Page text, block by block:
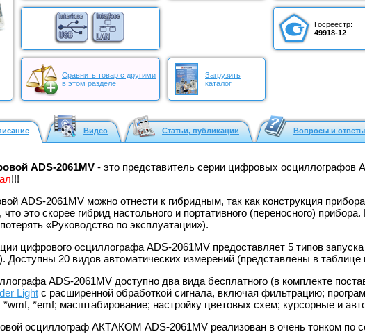
Госреестр:
49918-12
Сравнить товар с другими
в этом разделе
Загрузить
каталог
Видео Статьи, публикации Вопросы и ответы
ADS-2061MV - это представитель серии цифровых осциллографов
!!!
ADS-2061MV можно отнести к гибридным, так как конструкция
что это скорее гибрид настольного и портативного (переносного)
«Руководство по эксплуатации»).
цифрового осциллографа ADS-2061MV предоставляет 5 типов
Доступны 20 видов автоматических измерений (представлены в таблице
ADS-2061MV доступно два вида бесплатного (в комплекте
Light с расширенной обработкой сигнала, включая фильтрацию;
*emf; масштабирование; настройку цветовых схем; курсорные и
осциллограф АКТАКОМ ADS-2061MV реализован в очень тонком по